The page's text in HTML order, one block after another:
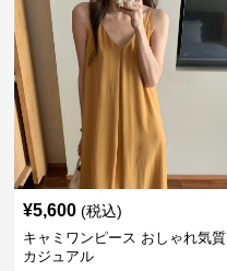
¥5,600 (税込)
キャミワンピース おしゃれ気質
カジュアル